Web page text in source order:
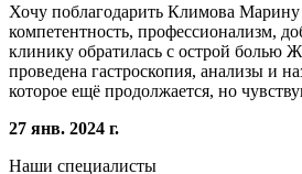
Хочу поблагодарить Климова Марину
компетентность, профессионализм,
клинику обратилась с острой болью
проведена гастроскопия, анализы и
которое ещё продолжается, но
27 янв. 2024 г.
Наши специалисты